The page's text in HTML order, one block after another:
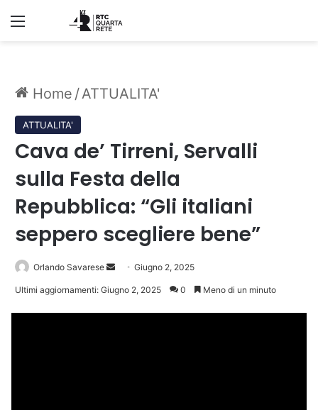
Menu
Home /ATTUALITA'
ATTUALITA'
Cava de’ Tirreni, Servalli
sulla Festa della
Repubblica: “Gli italiani
seppero scegliere bene”
Orlando Savarese
Invia Giugno 2, 2025
Ultimi aggiornamenti: Giugno 2, 2025 0 Meno di un minuto